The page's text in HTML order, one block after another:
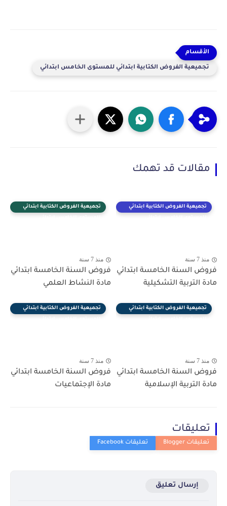
تجميعية الفروض الكتابية ابتدائي للمستوى الخامس ابتدائي
مقالات قد تهمك
تجميعية الفروض الكتابية ابتدائي
منذ 7 سنة
فروض السنة الخامسة ابتدائي
مادة التربية التشكيلية
تجميعية الفروض الكتابية ابتدائي
منذ 7 سنة
فروض السنة الخامسة ابتدائي
مادة النشاط العلمي
تجميعية الفروض الكتابية ابتدائي
منذ 7 سنة
فروض السنة الخامسة ابتدائي
مادة التربية الإسلامية
تجميعية الفروض الكتابية ابتدائي
منذ 7 سنة
فروض السنة الخامسة ابتدائي
مادة الإجتماعيات
تعليقات
إرسال تعليق